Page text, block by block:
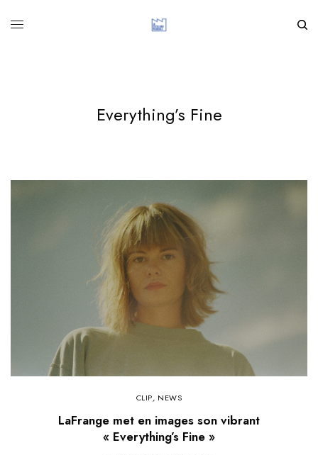
Everything’s Fine
CLIP, NEWS
LaFrange met en images son vibrant
« Everything’s Fine »